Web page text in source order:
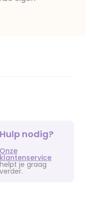
Hulp nodig?
Onze
klantenservice
helpt je graag
verder.